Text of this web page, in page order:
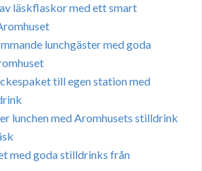
läskflaskor med ett smart
lunchgäster med goda
till egen station med
lunchen med Aromhusets stilldrink
med goda stilldrinks från